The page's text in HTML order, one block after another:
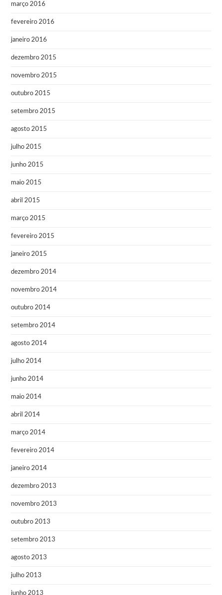
março 2016
fevereiro 2016
janeiro 2016
dezembro 2015
novembro 2015
outubro 2015
setembro 2015
agosto 2015
julho 2015
junho 2015
maio 2015
abril 2015
março 2015
fevereiro 2015
janeiro 2015
dezembro 2014
novembro 2014
outubro 2014
setembro 2014
agosto 2014
julho 2014
junho 2014
maio 2014
abril 2014
março 2014
fevereiro 2014
janeiro 2014
dezembro 2013
novembro 2013
outubro 2013
setembro 2013
agosto 2013
julho 2013
junho 2013